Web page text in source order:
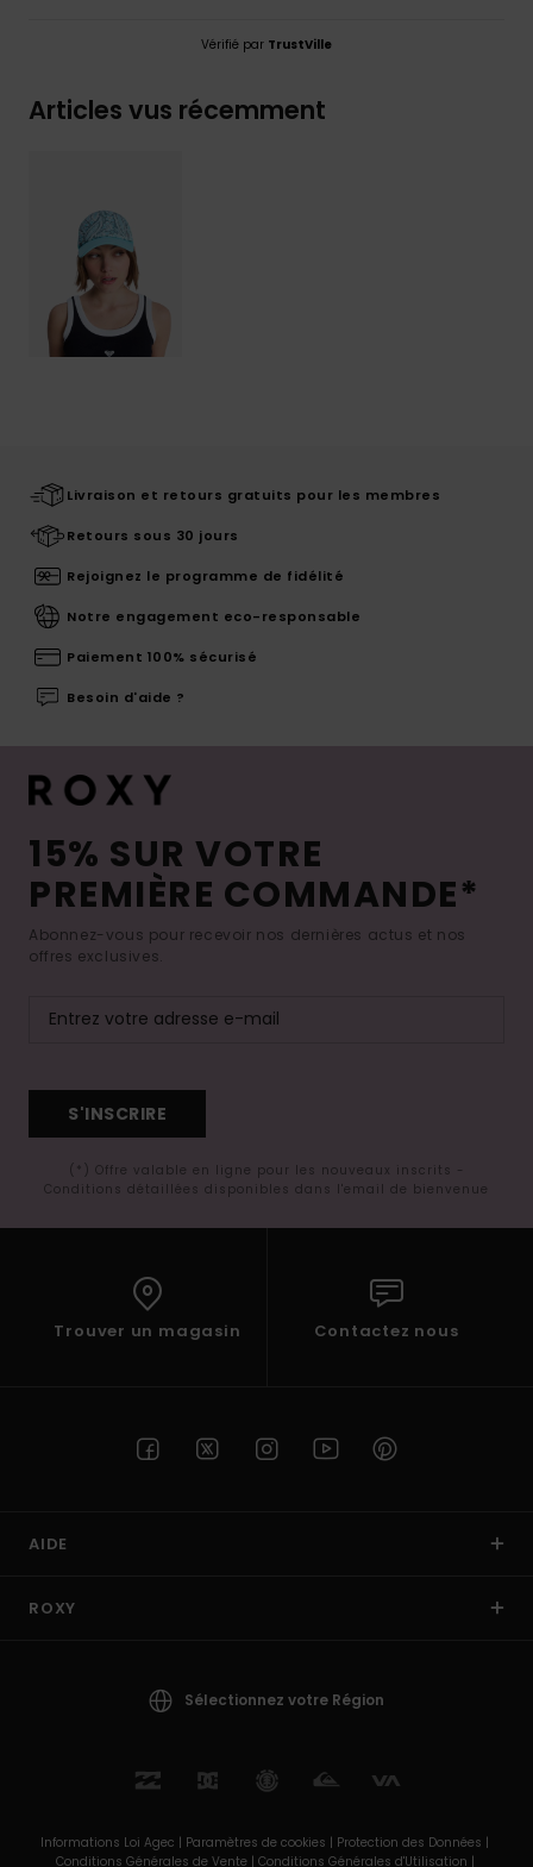
Vérifié par TrustVille
Articles vus récemment
Livraison et retours gratuits pour les membres
Retours sous 30 jours
Rejoignez le programme de fidélité
Notre engagement eco-responsable
Paiement 100% sécurisé
Besoin d'aide ?
15% SUR VOTRE
PREMIÈRE COMMANDE*
Abonnez-vous pour recevoir nos dernières actus et nos
offres exclusives.
S'INSCRIRE
(*) Offre valable en ligne pour les nouveaux inscrits -
Conditions détaillées disponibles dans l'email de bienvenue
Trouver un magasin Contactez nous
AIDE
ROXY
Sélectionnez votre Région
Informations Loi Agec | Paramètres de cookies | Protection des Données |
Conditions Générales de Vente | Conditions Générales d'Utilisation |